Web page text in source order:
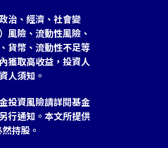
治、經濟、社會變
風險、流動性風險、
貨幣、流動性不足等
獲取高收益，投資人
人須知。
投資風險請詳閱基金
行通知。本文所提供
持股。